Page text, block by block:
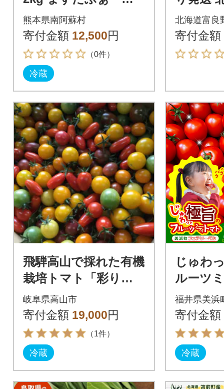
《7月上旬-11月末頃出
荷》
熊本県南阿蘇村
寄付金額 12,500円
（0件）
冷蔵
市産 完
ルビー&
3kg
北海道富良
寄付金額
飛騨高山で採れた有機
栽培トマト「彩りト
マト」3kg TR3726
岐阜県高山市
寄付金額 19,000円
（1件）
冷蔵
じゅわ
ルーツ
約
福井県美浜
寄付金額
冷蔵